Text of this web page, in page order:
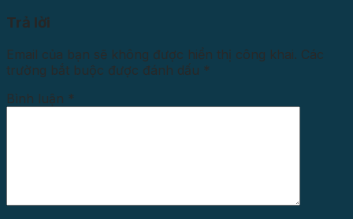
Trả lời
Email của bạn sẽ không được hiển thị công khai. Các
trường bắt buộc được đánh dấu *
Bình luận *